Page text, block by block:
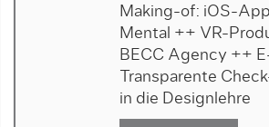
Making-of: iOS-
Mental ++ VR-
BECC Agency ++
Transparente
in die Designlehre